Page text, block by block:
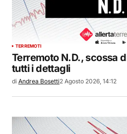
TERREMOTI
Terremoto N.D., scossa
tutti i dettagli
di Andrea Bosetti2 Agosto 2026, 14:12